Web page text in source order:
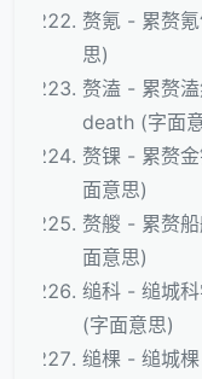
赘氪 - 累赘
思)
赘溘 - 累赘
death (字面
赘锞 - 累赘
面意思)
赘艐 - 累赘
面意思)
缒科 - 缒城
(字面意思)
缒棵 - 缒城